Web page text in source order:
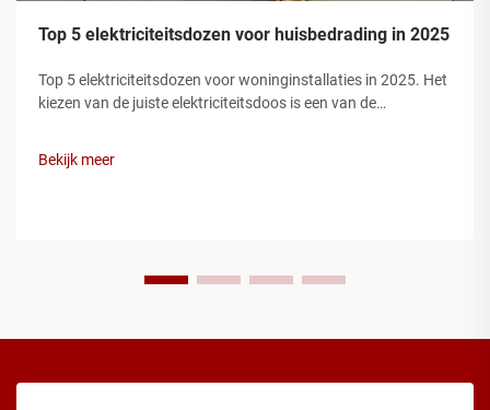
Top 5 elektriciteitsdozen voor huisbedrading in 2025
Top 5 elektriciteitsdozen voor woninginstallaties in 2025. Het
kiezen van de juiste elektriciteitsdoos is een van de
voorkomen brandgevaren en zorgen ervoor dat uw installatie
Bekijk meer